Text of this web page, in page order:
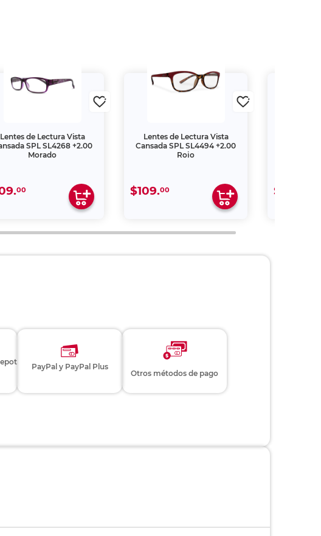
Lentes de Lectura Vista
SPL SL4268 +2.00
Morado
00
Lentes de Lectura Vista
Cansada SPL SL4494 +2.00
Rojo
$109.00 $109.
PayPal y PayPal Plus
Otros métodos de pago